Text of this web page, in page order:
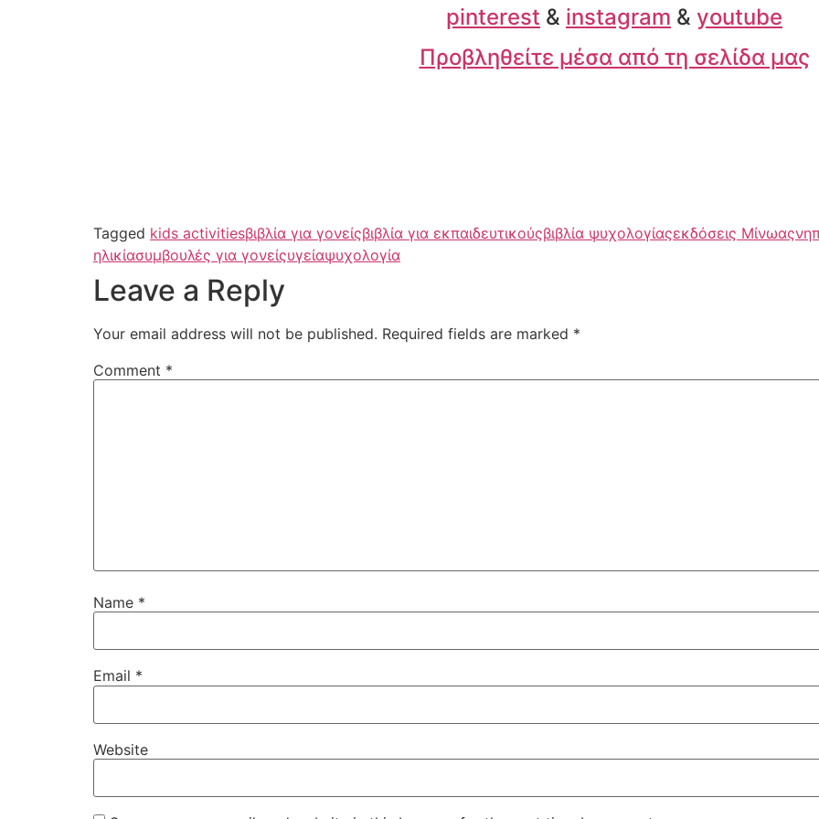
pinterest & instagram & youtube
Προβληθείτε μέσα από τη σελίδα μας
Tagged kids activitiesβιβλία για γονείςβιβλία για εκπαιδευτικούςβιβλία ψυχολογίαςεκδόσεις Μίνωας
ηλικίασυμβουλές για γονείςυγείαψυχολογία
Leave a Reply
Your email address will not be published. Required fields are marked *
Comment *
Name *
Email *
Website